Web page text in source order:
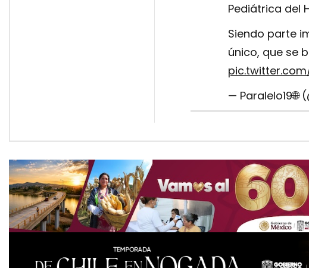
Pediátrica del
Siendo parte
único, que se
— Paralelo19🌐